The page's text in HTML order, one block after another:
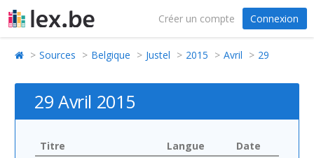
Créer un compte Connexion
Sources Belgique Justel 2015 Avril 29
29 Avril 2015
Titre Langue
Date